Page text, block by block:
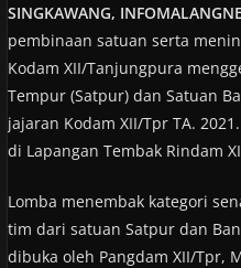
SINGKAWANG,
pembinaan satuan serta
Kodam XII/Tanjungpura
Tempur (Satpur) dan Satuan
jajaran Kodam XII/Tpr TA.
di Lapangan Tembak Rindam
Lomba menembak kategori
tim dari satuan Satpur dan
dibuka oleh Pangdam XII/Tpr,